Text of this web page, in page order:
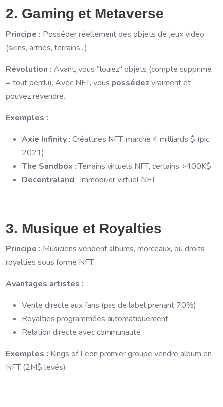
2. Gaming et Metaverse
Principe : Posséder réellement des objets de jeux vidéo
(skins, armes, terrains...).
Révolution : Avant, vous "louiez" objets (compte supprimé
= tout perdu). Avec NFT, vous possédezvraiment et
pouvez revendre.
Exemples :
Axie Infinity : Créatures NFT, marché 4 milliards $ (pic
2021)
The Sandbox : Terrains virtuels NFT, certains >400K$
Decentraland : Immobilier virtuel NFT
3. Musique et Royalties
Principe : Musiciens vendent albums, morceaux, ou droits
royalties sous forme NFT.
Avantages artistes :
Vente directe aux fans (pas de label prenant 70%)
Royalties programmées automatiquement
Relation directe avec communauté
Exemples : Kings of Leon premier groupe vendre album en
NFT (2M$ levés)